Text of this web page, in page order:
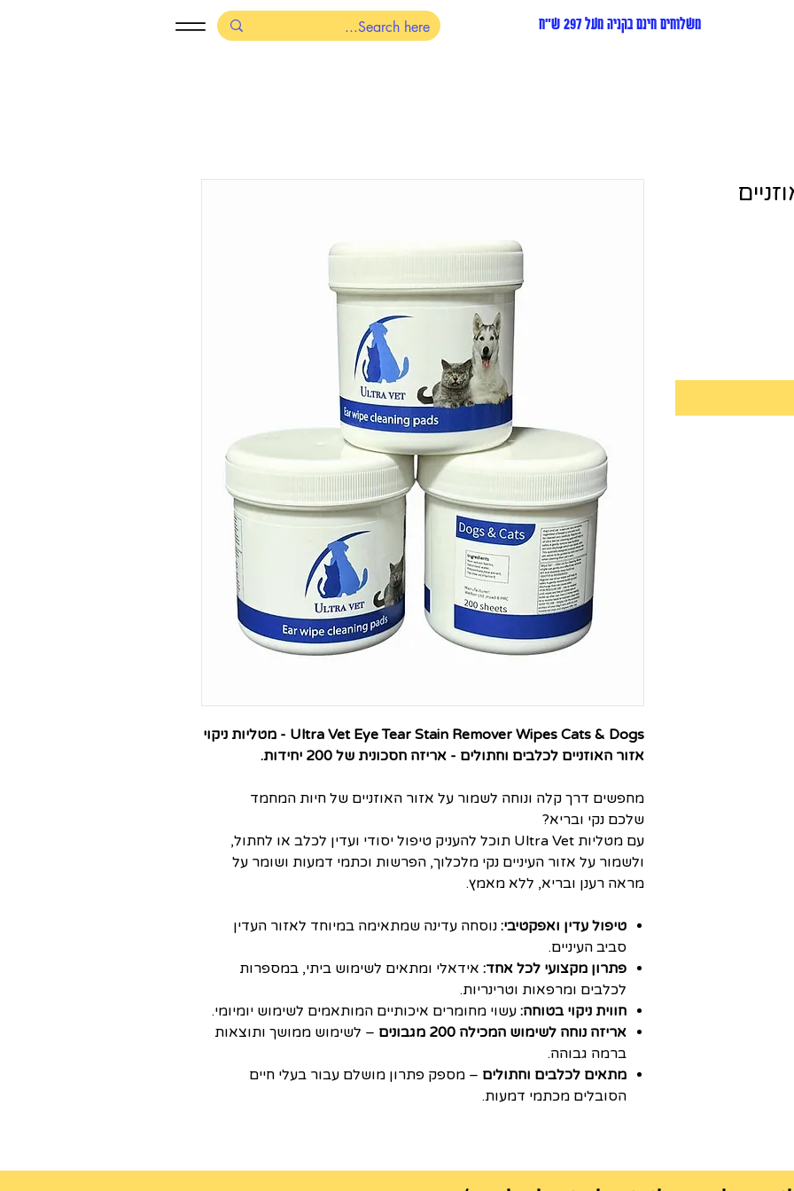
משלוחים חינם בקניה מעל 297 ש"ח
Ultra Vet Eye Tear Stain Remover Wipes Cats & Dogs - מטליות ניקוי
אזור האוזניים לכלבים וחתולים - אריזה חסכונית של 200 יחידות.
מחפשים דרך קלה ונוחה לשמור על אזור האוזניים של חיות המחמד
שלכם נקי ובריא?
עם מטליות Ultra Vet תוכל להעניק טיפול יסודי ועדין לכלב או לחתול,
ולשמור על אזור העיניים נקי מלכלוך, הפרשות וכתמי דמעות ושומר על
מראה רענן ובריא, ללא מאמץ.
טיפול עדין ואפקטיבי: נוסחה עדינה שמתאימה במיוחד לאזור העדין
סביב העיניים.
פתרון מקצועי לכל אחד: אידאלי ומתאים לשימוש ביתי, במספרות
לכלבים ומרפאות וטרינריות.
חווית ניקוי בטוחה: עשוי מחומרים איכותיים המותאמים לשימוש יומיומי.
אריזה נוחה לשימוש המכילה 200 מגבונים
– לשימוש ממושך ותוצאות
ברמה גבוהה.
מתאים לכלבים וחתולים – מספק פתרון מושלם עבור בעלי חיים
הסובלים מכתמי דמעות.